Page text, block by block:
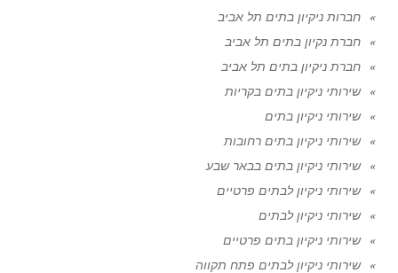
חברות ניקיון בתים תל אביב
חברת נקיון בתים תל אביב
חברת ניקיון בתים תל אביב
שירותי ניקיון בתים בקריות
שירותי ניקיון בתים
שירותי ניקיון בתים רחובות
שירותי ניקיון בתים בבאר שבע
שירותי ניקיון לבתים פרטיים
שירותי ניקיון לבתים
שירותי ניקיון בתים פרטיים
שירותי ניקיון לבתים פתח תקווה